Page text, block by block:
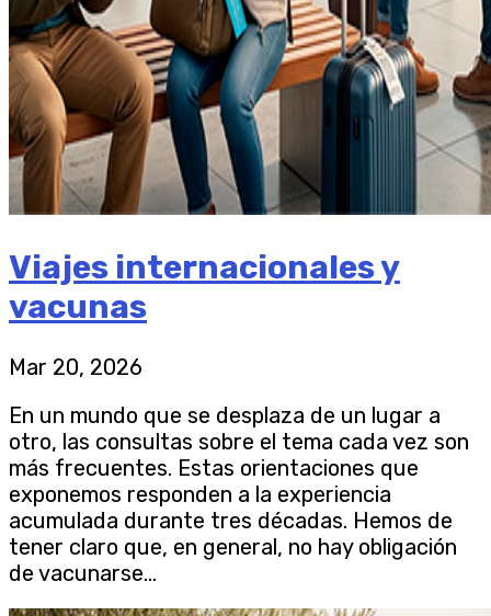
Viajes internacionales y
vacunas
Mar 20, 2026
En un mundo que se desplaza de un lugar a
otro, las consultas sobre el tema cada vez son
más frecuentes. Estas orientaciones que
exponemos responden a la experiencia
acumulada durante tres décadas. Hemos de
tener claro que, en general, no hay obligación
de vacunarse...